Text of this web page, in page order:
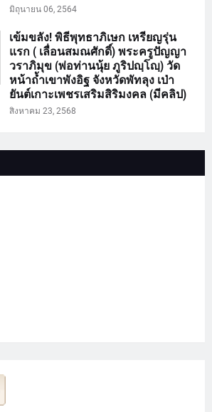
มิถุนายน 06, 2564
เข้มขลัง! พิธีพุทธาภิเษก เหรียญรุ่น
แรก ( เลื่อนสมณศักดิ์) พระครูปัญญา
วราภิมุข (พ่อท่านนุ้ย ภูริปญฺโญฺ) วัด
หน้าถ้ำเขาพังอิฐ จังหวัดพัทลุง เป่า
ยันต์เกาะเพชรเสริมสิริมงคล (มีคลิป)
สิงหาคม 23, 2568